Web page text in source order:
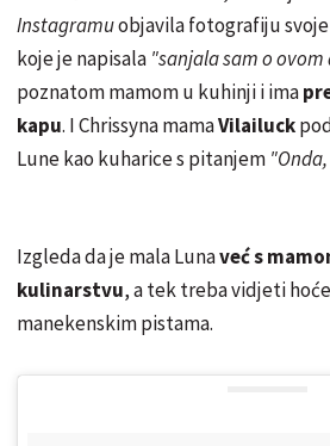
Instagramuobjavila fotografiju
koje je napisala "sanjala sam o
poznatom mamom u kuhinji i ima
kapu. I Chrissyna mamaVilailuck
Lune kao kuharice s pitanjem
Izgleda da je mala Lunaveć s
kulinarstvu, a tek treba vidjeti
manekenskim pistama.